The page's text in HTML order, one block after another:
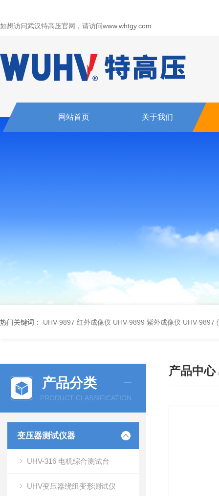
如想访问武汉特高压官网，请访问www.whtgy.com
网站首页 关于我们
热门关键词： UHV-9897 红外成像仪 UHV-9899 紫外成像仪 UHV-9897
产品分类
PRODUCT CLASSIFICATION
变压器测试仪器
UHV-316 电机综合测试台
UHV变压器绕组变形测试仪
产品中心